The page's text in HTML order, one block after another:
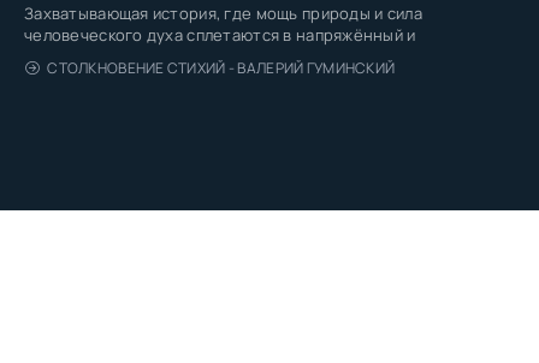
Захватывающая история, где мощь природы и сила
человеческого духа сплетаются в напряжённый и
СТОЛКНОВЕНИЕ СТИХИЙ - ВАЛЕРИЙ ГУМИНСКИЙ